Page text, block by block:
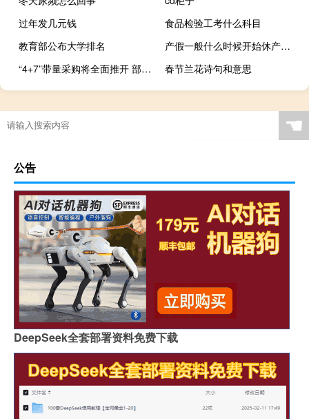
过年发几元钱
食品检验工考什么科目
教育部公布大学排名
产假一般什么时候开始休产假（产假一般什么时候开始休）
“4+7”带量采购将全面推开 部分药品全国性降价通道开启
春节兰花诗句和意思
☚
公告
DeepSeek全套部署资料免费下载